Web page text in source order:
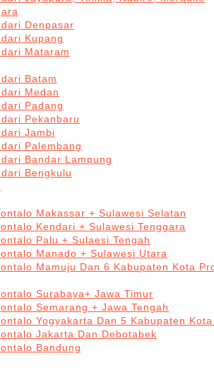
Denpasar
Kupang
Mataram
Batam
Medan
Padang
Pekanbaru
Jambi
Palembang
Bandar Lampung
Bengkulu
Makassar + Sulawesi Selatan
Kendari + Sulawesi Tenggara
Palu + Sulaesi Tengah
Manado + Sulawesi Utara
Mamuju Dan 6 Kabupaten Kota
Surabaya+ Jawa Timur
Semarang + Jawa Tengah
Yogyakarta Dan 5 Kabupaten
Jakarta Dan Debotabek
Bandung